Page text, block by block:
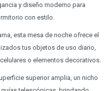
y diseño moderno para
con estilo.
esta mesa de noche ofrece el
tus objetos de uso diario,
o elementos decorativos.
superior amplia, un nicho